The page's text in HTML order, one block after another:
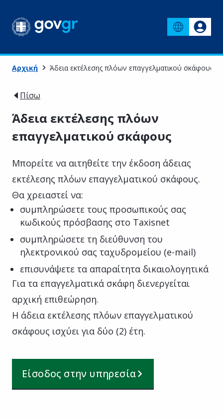
Αρχική Άδεια εκτέλεσης πλόων επαγγελματικού σκάφους
Πίσω
Άδεια εκτέλεσης πλόων
επαγγελματικού σκάφους
Μπορείτε να αιτηθείτε την έκδοση άδειας
εκτέλεσης πλόων επαγγελματικού σκάφους.
Θα χρειαστεί να:
συμπληρώσετε τους προσωπικούς σας
κωδικούς πρόσβασης στο Taxisnet
συμπληρώσετε τη διεύθυνση του
ηλεκτρονικού σας ταχυδρομείου (e-mail)
επισυνάψετε τα απαραίτητα δικαιολογητικά
Για τα επαγγελματικά σκάφη διενεργείται
αρχική επιθεώρηση.
Η άδεια εκτέλεσης πλόων επαγγελματικού
σκάφους ισχύει για δύο (2) έτη.
Είσοδος στην υπηρεσία